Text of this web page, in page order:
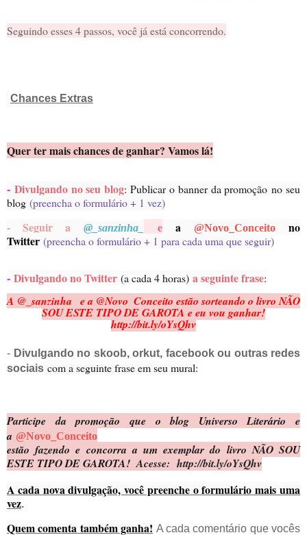
Seguindo esses 4 passos, você já está concorrendo.
Chances Extras
Quer ter mais chances de ganhar? Vamos lá!
- Divulgando no seu blog: Publicar o banner da promoção no seu
blog (preencha o formulário + 1 vez)
- Seguir a @_sanzinha_ ea @Novo_Conceito
no
Twitter (preencha o formulário + 1 para cada uma que seguir)
- Divulgando no Twitter (a cada 4 horas) a seguinte frase:
A @_sanzinha_ e a @Novo_Conceito estão sorteando o livro NÃO
SOU ESTE TIPO DE GAROTA e eu vou ganhar!
http://bit.ly/oYsQhv
- Divulgando no skoob, orkut, facebook ou outras redes
sociais com a seguinte frase em seu mural:
Participe da promoção que o blog Universo Literário e
a @Novo_Conceito
estão fazendo e concorra a um exemplar do livro NÃO SOU
ESTE TIPO DE GAROTA! Acesse: http://bit.ly/oYsQhv
A cada nova divulgação, você preenche o formulário mais uma
vez.
Quem comenta também ganha! A cada comentário que vocês